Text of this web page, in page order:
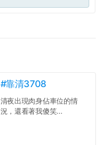
#靠清3708
清夜出現肉身佔車位的情
況，還看著我傻笑...